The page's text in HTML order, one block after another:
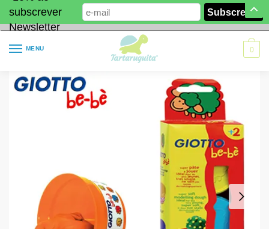
subscrever
Newsletter
MENU 0